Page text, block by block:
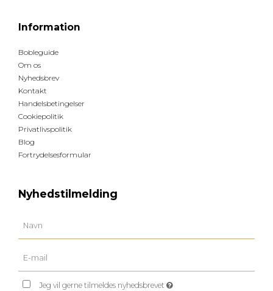
Information
Bobleguide
Om os
Nyhedsbrev
Kontakt
Handelsbetingelser
Cookiepolitik
Privatlivspolitik
Blog
Fortrydelsesformular
Nyhedstilmelding
Jeg vil gerne tilmeldes nyhedsbrevet